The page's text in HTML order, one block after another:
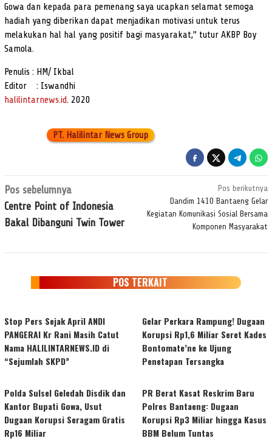
Gowa dan kepada para pemenang saya ucapkan selamat semoga
hadiah yang diberikan dapat menjadikan motivasi untuk terus
melakukan hal hal yang positif bagi masyarakat,” tutur AKBP Boy
Samola.
Penulis : HM/ Ikbal
Editor : Iswandhi
halilintarnews.id. 2020
PT. Halilintar News Group
Navigasi
pos
Pos sebelumnya
Centre Point of Indonesia
Bakal Dibanguni Twin Tower
Pos berikutnya
Dandim 1410 Bantaeng Gelar
Kegiatan Komunikasi Sosial Bersama
Komponen Masyarakat
POS TERKAIT
Stop Pers Sejak April ANDI
PANGERAI Kr Rani Masih Catut
Nama HALILINTARNEWS.ID di
“Sejumlah SKPD”
Gelar Perkara Rampung! Dugaan
Korupsi Rp1,6 Miliar Seret Kades
Bontomate’ne ke Ujung
Penetapan Tersangka
Polda Sulsel Geledah Disdik dan
Kantor Bupati Gowa, Usut
Dugaan Korupsi Seragam Gratis
Rp16 Miliar
PR Berat Kasat Reskrim Baru
Polres Bantaeng: Dugaan
Korupsi Rp3 Miliar hingga Kasus
BBM Belum Tuntas